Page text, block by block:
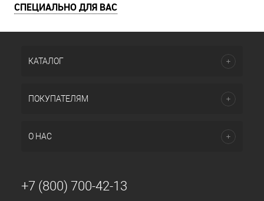
СПЕЦИАЛЬНО ДЛЯ ВАС
КАТАЛОГ
ПОКУПАТЕЛЯМ
О НАС
+7 (800) 700-42-13